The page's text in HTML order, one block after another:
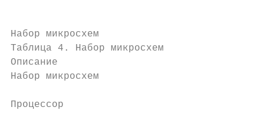
Набор микросхем
Таблица 4. Набор микросхем
Описание
Набор микросхем
Процессор